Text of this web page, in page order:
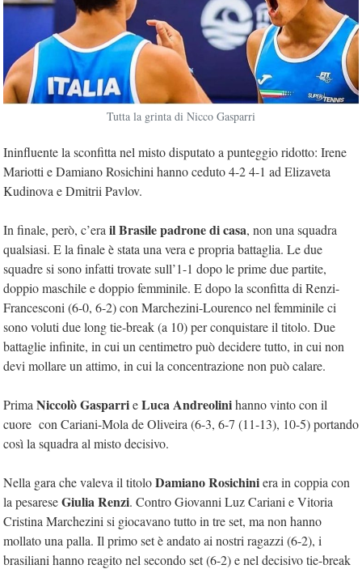
Tutta la grinta di Nicco Gasparri
Ininfluente la sconfitta nel misto disputato a punteggio ridotto: Irene
Mariotti e Damiano Rosichini hanno ceduto 4-2 4-1 ad Elizaveta
Kudinova e Dmitrii Pavlov.
In finale, però, c’era il Brasile padrone di casa, non una squadra
qualsiasi. E la finale è stata una vera e propria battaglia. Le due
squadre si sono infatti trovate sull’1-1 dopo le prime due partite,
doppio maschile e doppio femminile. E dopo la sconfitta di Renzi-
Francesconi (6-0, 6-2) con Marchezini-Lourenco nel femminile ci
sono voluti due long tie-break (a 10) per conquistare il titolo. Due
battaglie infinite, in cui un centimetro può decidere tutto, in cui non
devi mollare un attimo, in cui la concentrazione non può calare.
Prima Niccolò GasparrieLuca Andreolinihanno vinto con il
cuore con Cariani-Mola de Oliveira (6-3, 6-7 (11-13), 10-5) portando
così la squadra al misto decisivo.
Nella gara che valeva il titoloDamiano Rosichiniera in coppia con
la pesareseGiulia Renzi. Contro Giovanni Luz Cariani e Vitoria
Cristina Marchezini si giocavano tutto in tre set, ma non hanno
mollato una palla. Il primo set è andato ai nostri ragazzi (6-2), i
brasiliani hanno reagito nel secondo set (6-2) e nel decisivo tie-break